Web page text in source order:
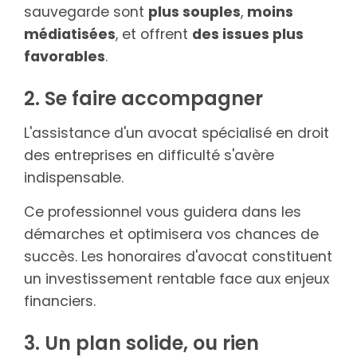
sauvegarde sont plus souples, moins
médiatisées, et offrent des issues plus
favorables.
2. Se faire accompagner
L'assistance d'un avocat spécialisé en droit
des entreprises en difficulté s'avère
indispensable.
Ce professionnel vous guidera dans les
démarches et optimisera vos chances de
succès. Les honoraires d'avocat constituent
un investissement rentable face aux enjeux
financiers.
3. Un plan solide, ou rien